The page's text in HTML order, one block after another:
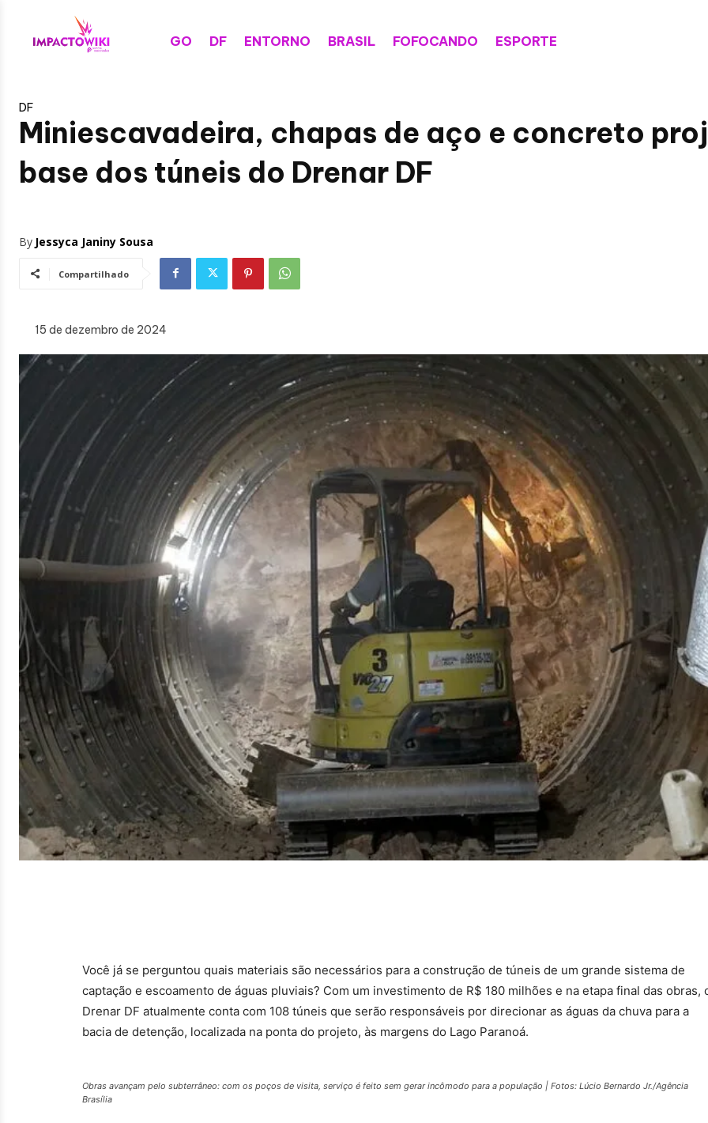
GO DF ENTORNO BRASIL FOFOCANDO ESPORTE
DF
Miniescavadeira, chapas de aço e concreto
base dos túneis do Drenar DF
By Jessyca Janiny Sousa
Compartilhado
15 de dezembro de 2024
Você já se perguntou quais materiais são necessários para a construção de túneis de um grande sistema de
captação e escoamento de águas pluviais? Com um investimento de R$ 180 milhões e na etapa final das obras,
Drenar DF atualmente conta com 108 túneis que serão responsáveis por direcionar as águas da chuva para a
bacia de detenção, localizada na ponta do projeto, às margens do Lago Paranoá.
Obras avançam pelo subterrâneo: com os poços de visita, serviço é feito sem gerar incômodo para a população | Fotos: Lúcio Bernardo Jr./Agência
Brasília